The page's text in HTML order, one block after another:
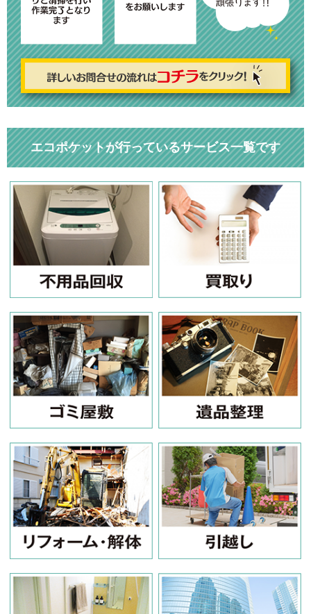
エコポケットが行っているサービス一覧です